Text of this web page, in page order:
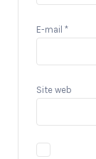
E-mail *
Site web